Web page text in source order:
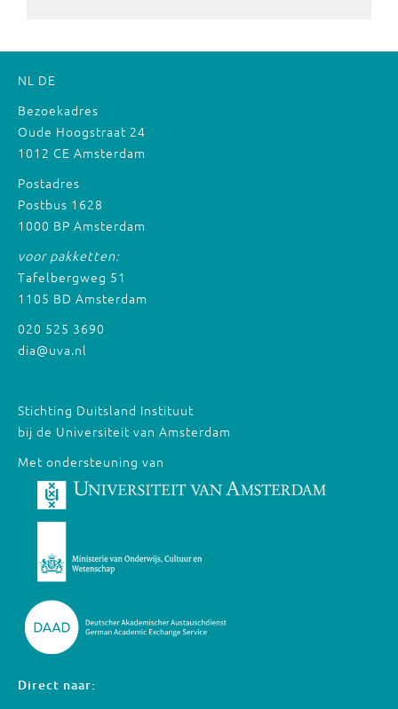
NL DE
Bezoekadres
Oude Hoogstraat 24
1012 CE Amsterdam
Postadres
Postbus 1628
1000 BP Amsterdam
voor pakketten:
Tafelbergweg 51
1105 BD Amsterdam
020 525 3690
dia@uva.nl
Stichting Duitsland Instituut
bij de Universiteit van Amsterdam
Met ondersteuning van
Direct naar: